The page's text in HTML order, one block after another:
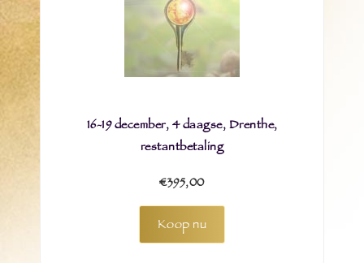
16-19 december, 4 daagse, Drenthe,
restantbetaling
€395,00
Koop nu